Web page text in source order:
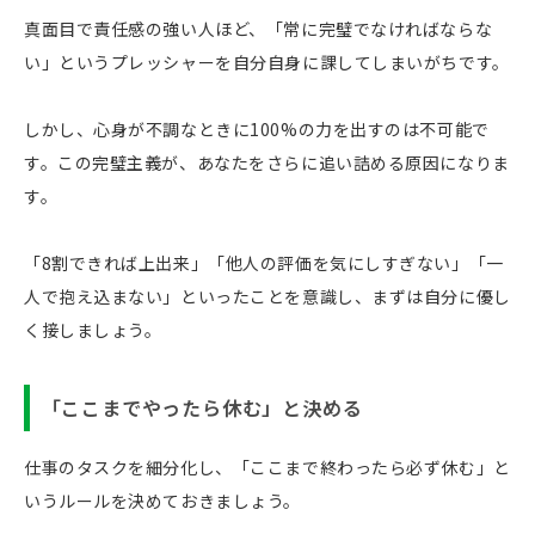
真面目で責任感の強い人ほど、「常に完璧でなければならな
い」というプレッシャーを自分自身に課してしまいがちです。
しかし、心身が不調なときに100%の力を出すのは不可能で
す。この完璧主義が、あなたをさらに追い詰める原因になりま
す。
「8割できれば上出来」「他人の評価を気にしすぎない」「一
人で抱え込まない」といったことを意識し、まずは自分に優し
く接しましょう。
「ここまでやったら休む」と決める
仕事のタスクを細分化し、「ここまで終わったら必ず休む」と
いうルールを決めておきましょう。